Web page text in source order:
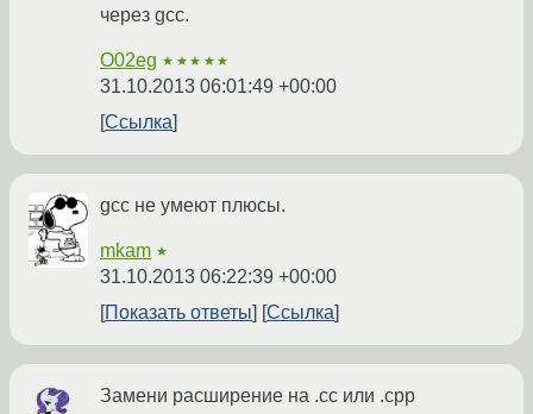
через gcc.
O02eg ★★★★★
31.10.2013 06:01:49 +00:00
Ссылка
gcc не умеют плюсы.
mkam ★
31.10.2013 06:22:39 +00:00
Показать ответы
Ссылка
Замени расширение на .cc или .cpp